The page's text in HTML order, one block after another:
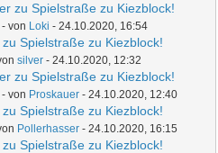
zu Spielstraße zu Kiezblock!
- von Loki - 24.10.2020, 16:54
Spielstraße zu Kiezblock!
silver - 24.10.2020, 12:32
zu Spielstraße zu Kiezblock!
- von Proskauer - 24.10.2020, 12:40
Spielstraße zu Kiezblock!
Pollerhasser - 24.10.2020, 16:15
Spielstraße zu Kiezblock!